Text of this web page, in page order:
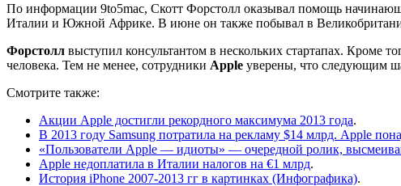
По информации 9to5mac, Скотт Форстолл оказывал помощь
Италии и Южной Африке. В июне он также побывал в
Форстолл выступил консультантом в нескольких стартапах. Кроме
человека. Тем не менее, сотрудники Apple уверены, что следующим
Смотрите также:
Акции Apple достигли рекордного максимума 2013 года.
В 2013 году Samsung потратила на рекламу $14 млрд. Apple
«Пользователи Apple — идиоты» — очередной ролик,
Apple недоплатила в Италии налогов на €1 млрд.
История iPhone 2007-2013 гг в картинках (Инфографика).